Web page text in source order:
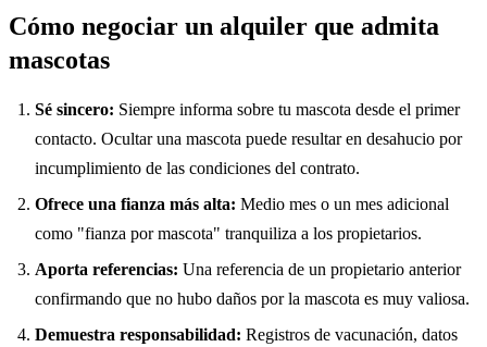
Cómo negociar un alquiler que admita
mascotas
Sé sincero: Siempre informa sobre tu mascota desde el primer
contacto. Ocultar una mascota puede resultar en desahucio por
incumplimiento de las condiciones del contrato.
Ofrece una fianza más alta: Medio mes o un mes adicional
como "fianza por mascota" tranquiliza a los propietarios.
Aporta referencias: Una referencia de un propietario anterior
confirmando que no hubo daños por la mascota es muy valiosa.
Demuestra responsabilidad: Registros de vacunación, datos